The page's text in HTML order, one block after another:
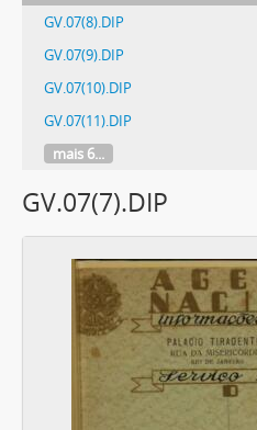
GV.07(8).DIP
GV.07(9).DIP
GV.07(10).DIP
GV.07(11).DIP
mais 6...
GV.07(7).DIP